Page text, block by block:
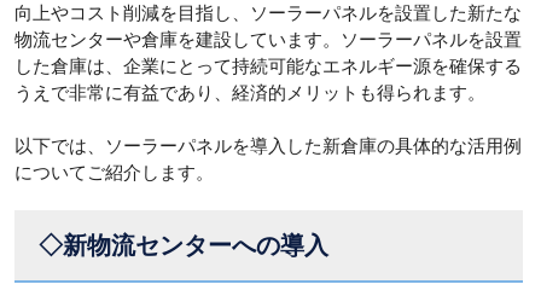
向上やコスト削減を目指し、ソーラーパネルを設置した新たな
物流センターや倉庫を建設しています。ソーラーパネルを設置
した倉庫は、企業にとって持続可能なエネルギー源を確保する
うえで非常に有益であり、経済的メリットも得られます。
以下では、ソーラーパネルを導入した新倉庫の具体的な活用例
についてご紹介します。
◇新物流センターへの導入